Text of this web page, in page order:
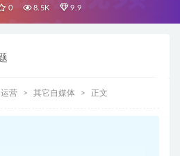
0 8.5K 9.9
营 其它自媒体 正文